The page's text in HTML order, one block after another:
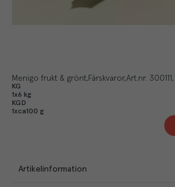
Menigo frukt & grönt Färskvaror Art.nr. 300111
KG
1x6 kg
KGD
1xca100 g
Artikelinformation